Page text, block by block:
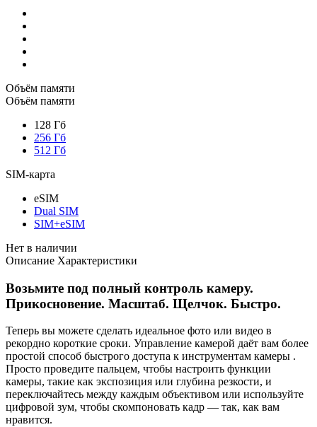
Объём памяти
Объём памяти
128 Гб
256 Гб
512 Гб
SIM-карта
eSIM
Dual SIM
SIM+eSIM
Нет в наличии
Описание Характеристики
Возьмите под полный контроль камеру.
Прикосновение. Масштаб. Щелчок. Быстро.
Теперь вы можете сделать идеальное фото или видео в
рекордно короткие сроки. Управление камерой даёт вам более
простой способ быстрого доступа к инструментам камеры .
Просто проведите пальцем, чтобы настроить функции
камеры, такие как экспозиция или глубина резкости, и
переключайтесь между каждым объективом или используйте
цифровой зум, чтобы скомпоновать кадр — так, как вам
нравится.